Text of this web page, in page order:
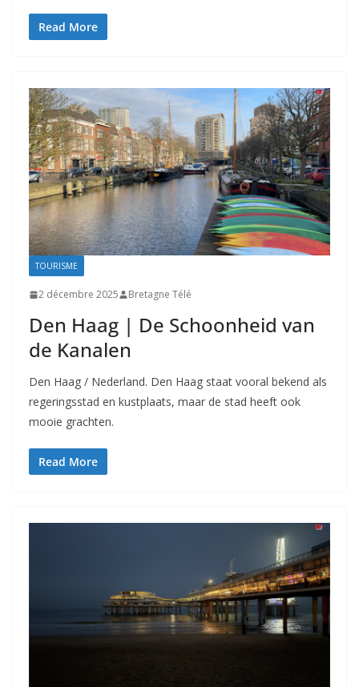
Read More
TOURISME
2 décembre 2025 Bretagne Télé
Den Haag | De Schoonheid van
de Kanalen
Den Haag / Nederland. Den Haag staat vooral bekend als
regeringsstad en kustplaats, maar de stad heeft ook
mooie grachten.
Read More